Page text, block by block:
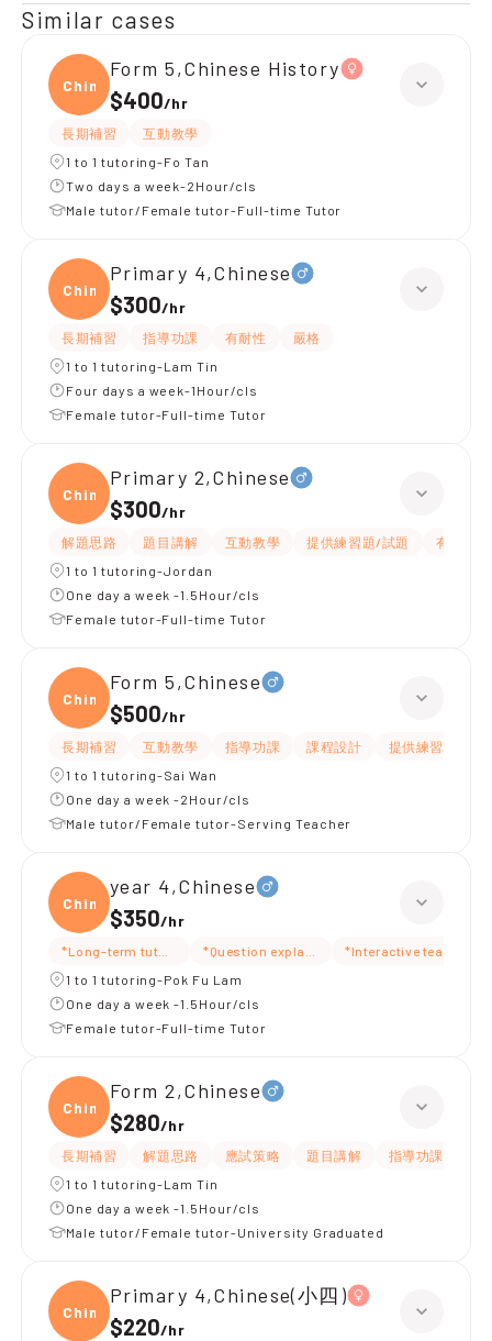
Similar cases
Chine
Form 5,Chinese History
$400/hr
長期補習
互動教學
1 to 1 tutoring-Fo Tan
Two days a week-2Hour/cls
Male tutor/Female tutor-Full-time Tutor
Chine
Primary 4,Chinese
$300/hr
長期補習 指導功課 有耐性
嚴格
1 to 1 tutoring-Lam Tin
Four days a week-1Hour/cls
Female tutor-Full-time Tutor
Chine
Primary 2,Chinese
$300/hr
解題思路 題目講解 互動教學 提供練習題/試題
有愛心
1 to 1 tutoring-Jordan
One day a week -1.5Hour/cls
Female tutor-Full-time Tutor
Chine
Form 5,Chinese
$500/hr
長期補習 互動教學 指導功課 課程設計
提供練習題/試題
1 to 1 tutoring-Sai Wan
One day a week -2Hour/cls
Male tutor/Female tutor-Serving Teacher
Chine
year 4,Chinese
$350/hr
*Long-term tutoring *Question explanation*Interactive teaching
1 to 1 tutoring-Pok Fu Lam
One day a week -1.5Hour/cls
Female tutor-Full-time Tutor
Chine
Form 2,Chinese
$280/hr
長期補習 解題思路 應試策略 題目講解 指導功課
1 to 1 tutoring-Lam Tin
One day a week -1.5Hour/cls
Male tutor/Female tutor-University Graduated
Chine
Primary 4,Chinese(小四)
$220/hr